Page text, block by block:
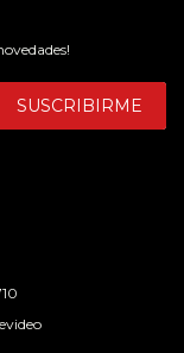
SUSCRIBIRME